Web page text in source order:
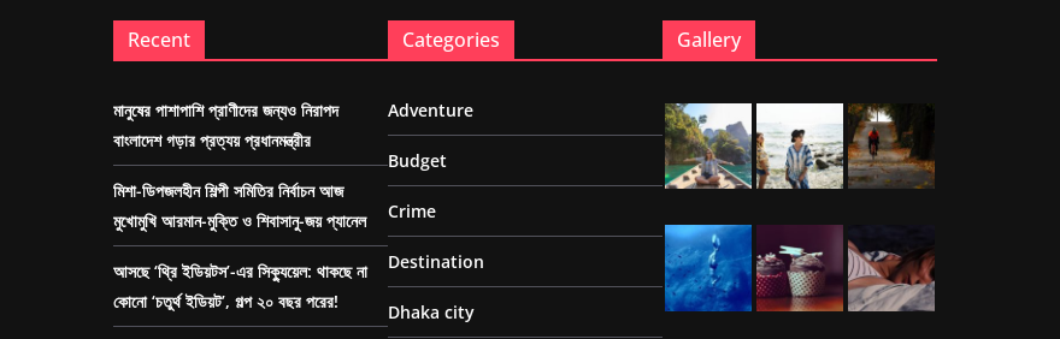
Recent
মানুষের পাশাপাশি প্রাণীদের জন্যও নিরাপদ
বাংলাদেশ গড়ার প্রত্যয় প্রধানমন্ত্রীর
মিশা-ডিপজলহীন শিল্পী সমিতির নির্বাচন আজ
মুখোমুখি আরমান-মুক্তি ও শিবাসানু-জয় প্যানেল
আসছে ‘থ্রি ইডিয়টস’-এর সিক্যুয়েল: থাকছে না
কোনো ‘চতুর্থ ইডিয়ট’, গল্প ২০ বছর পরের!
Categories
Adventure
Budget
Crime
Destination
Dhaka city
Gallery